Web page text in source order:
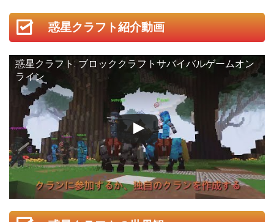
惑星クラフト紹介動画
惑星クラフト: ブロッククラフトサバイバルゲームオン
ライン